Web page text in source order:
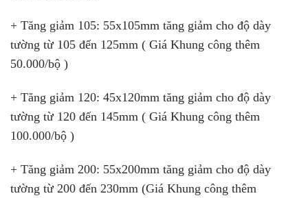
+ Tăng giảm 105: 55x105mm tăng giảm cho độ dày
tường từ 105 đến 125mm ( Giá Khung công thêm
50.000/bộ )
+ Tăng giảm 120: 45x120mm tăng giảm cho độ dày
tường từ 120 đến 145mm ( Giá Khung công thêm
100.000/bộ )
+ Tăng giảm 200: 55x200mm tăng giảm cho độ dày
tường từ 200 đến 230mm (Giá Khung công thêm